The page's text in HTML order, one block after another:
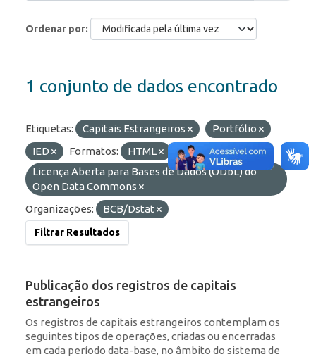
Ordenar por
1 conjunto de dados encontrado
Etiquetas: Capitais Estrangeiros
Portfólio
IED
Formatos: HTML API
Licenças:
Licença Aberta para Bases de Dados (ODbL) do
Open Data Commons
Organizações:
BCB/Dstat
Filtrar Resultados
Publicação dos registros de capitais
estrangeiros
Os registros de capitais estrangeiros contemplam os
seguintes tipos de operações, criadas ou encerradas
em cada período data-base, no âmbito do sistema de